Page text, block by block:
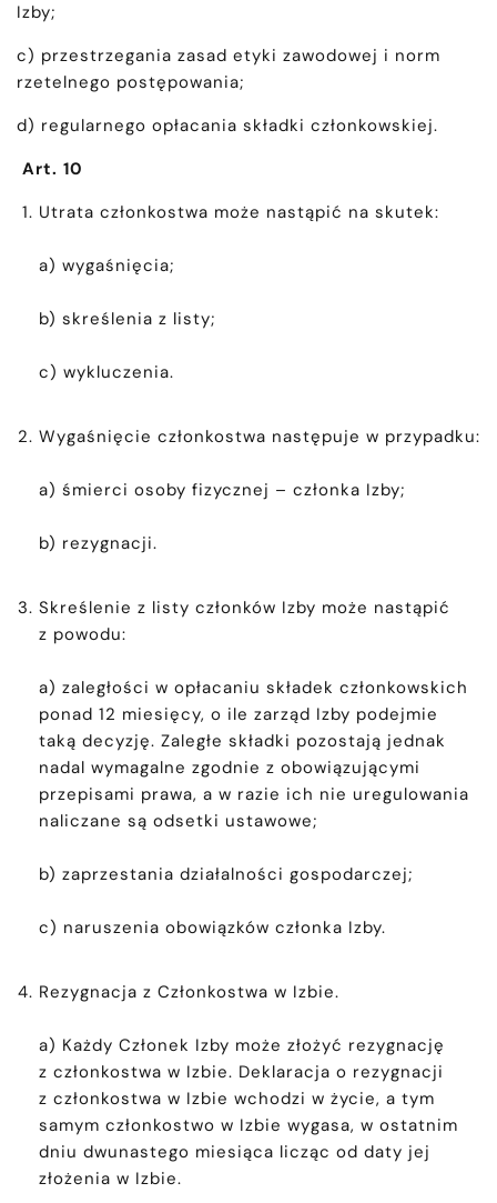
Izby;
c) przestrzegania zasad etyki zawodowej i norm
rzetelnego postępowania;
d) regularnego opłacania składki członkowskiej.
Art. 10
Utrata członkostwa może nastąpić na skutek:
a) wygaśnięcia;
b) skreślenia z listy;
c) wykluczenia.
Wygaśnięcie członkostwa następuje w przypadku:
a) śmierci osoby fizycznej – członka Izby;
b) rezygnacji.
Skreślenie z listy członków Izby może nastąpić
z powodu:
a) zaległości w opłacaniu składek członkowskich
ponad 12 miesięcy, o ile zarząd Izby podejmie
taką decyzję. Zaległe składki pozostają jednak
nadal wymagalne zgodnie z obowiązującymi
przepisami prawa, a w razie ich nie uregulowania
naliczane są odsetki ustawowe;
b) zaprzestania działalności gospodarczej;
c) naruszenia obowiązków członka Izby.
Rezygnacja z Członkostwa w Izbie.
a) Każdy Członek Izby może złożyć rezygnację
z członkostwa w Izbie. Deklaracja o rezygnacji
z członkostwa w Izbie wchodzi w życie, a tym
samym członkostwo w Izbie wygasa, w ostatnim
dniu dwunastego miesiąca licząc od daty jej
złożenia w Izbie.